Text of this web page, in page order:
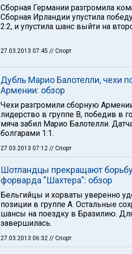
Сборная Германии разгромила
Сборная Ирландии упустила
2:2, и упустила шанс выйти на
27.03.2013 07:45 // Спорт
Дубль Марио Балотелли, чехи
Армении: обзор
Чехи разгромили сборную
лидерство в группе В, победив в
мяча забил Марио Балотелли.
болгарами 1:1.
27.03.2013 07:12 // Спорт
Шотландцы прекращают
форварда "Шахтера": обзор
Бельгийцы и хорваты уверенно
позиции в группе А. Остальные
шансы на поездку в Бразилию.
завершилась.
27.03.2013 06:32 // Спорт